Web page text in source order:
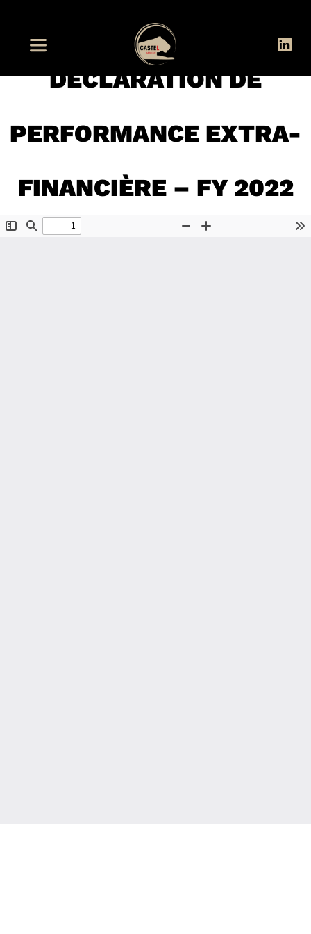
DÉCLARATION DE
PERFORMANCE EXTRA-
FINANCIÈRE – FY 2022